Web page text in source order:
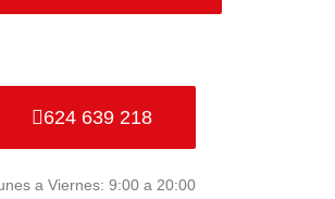
624 639 218
a Viernes: 9:00 a 20:00